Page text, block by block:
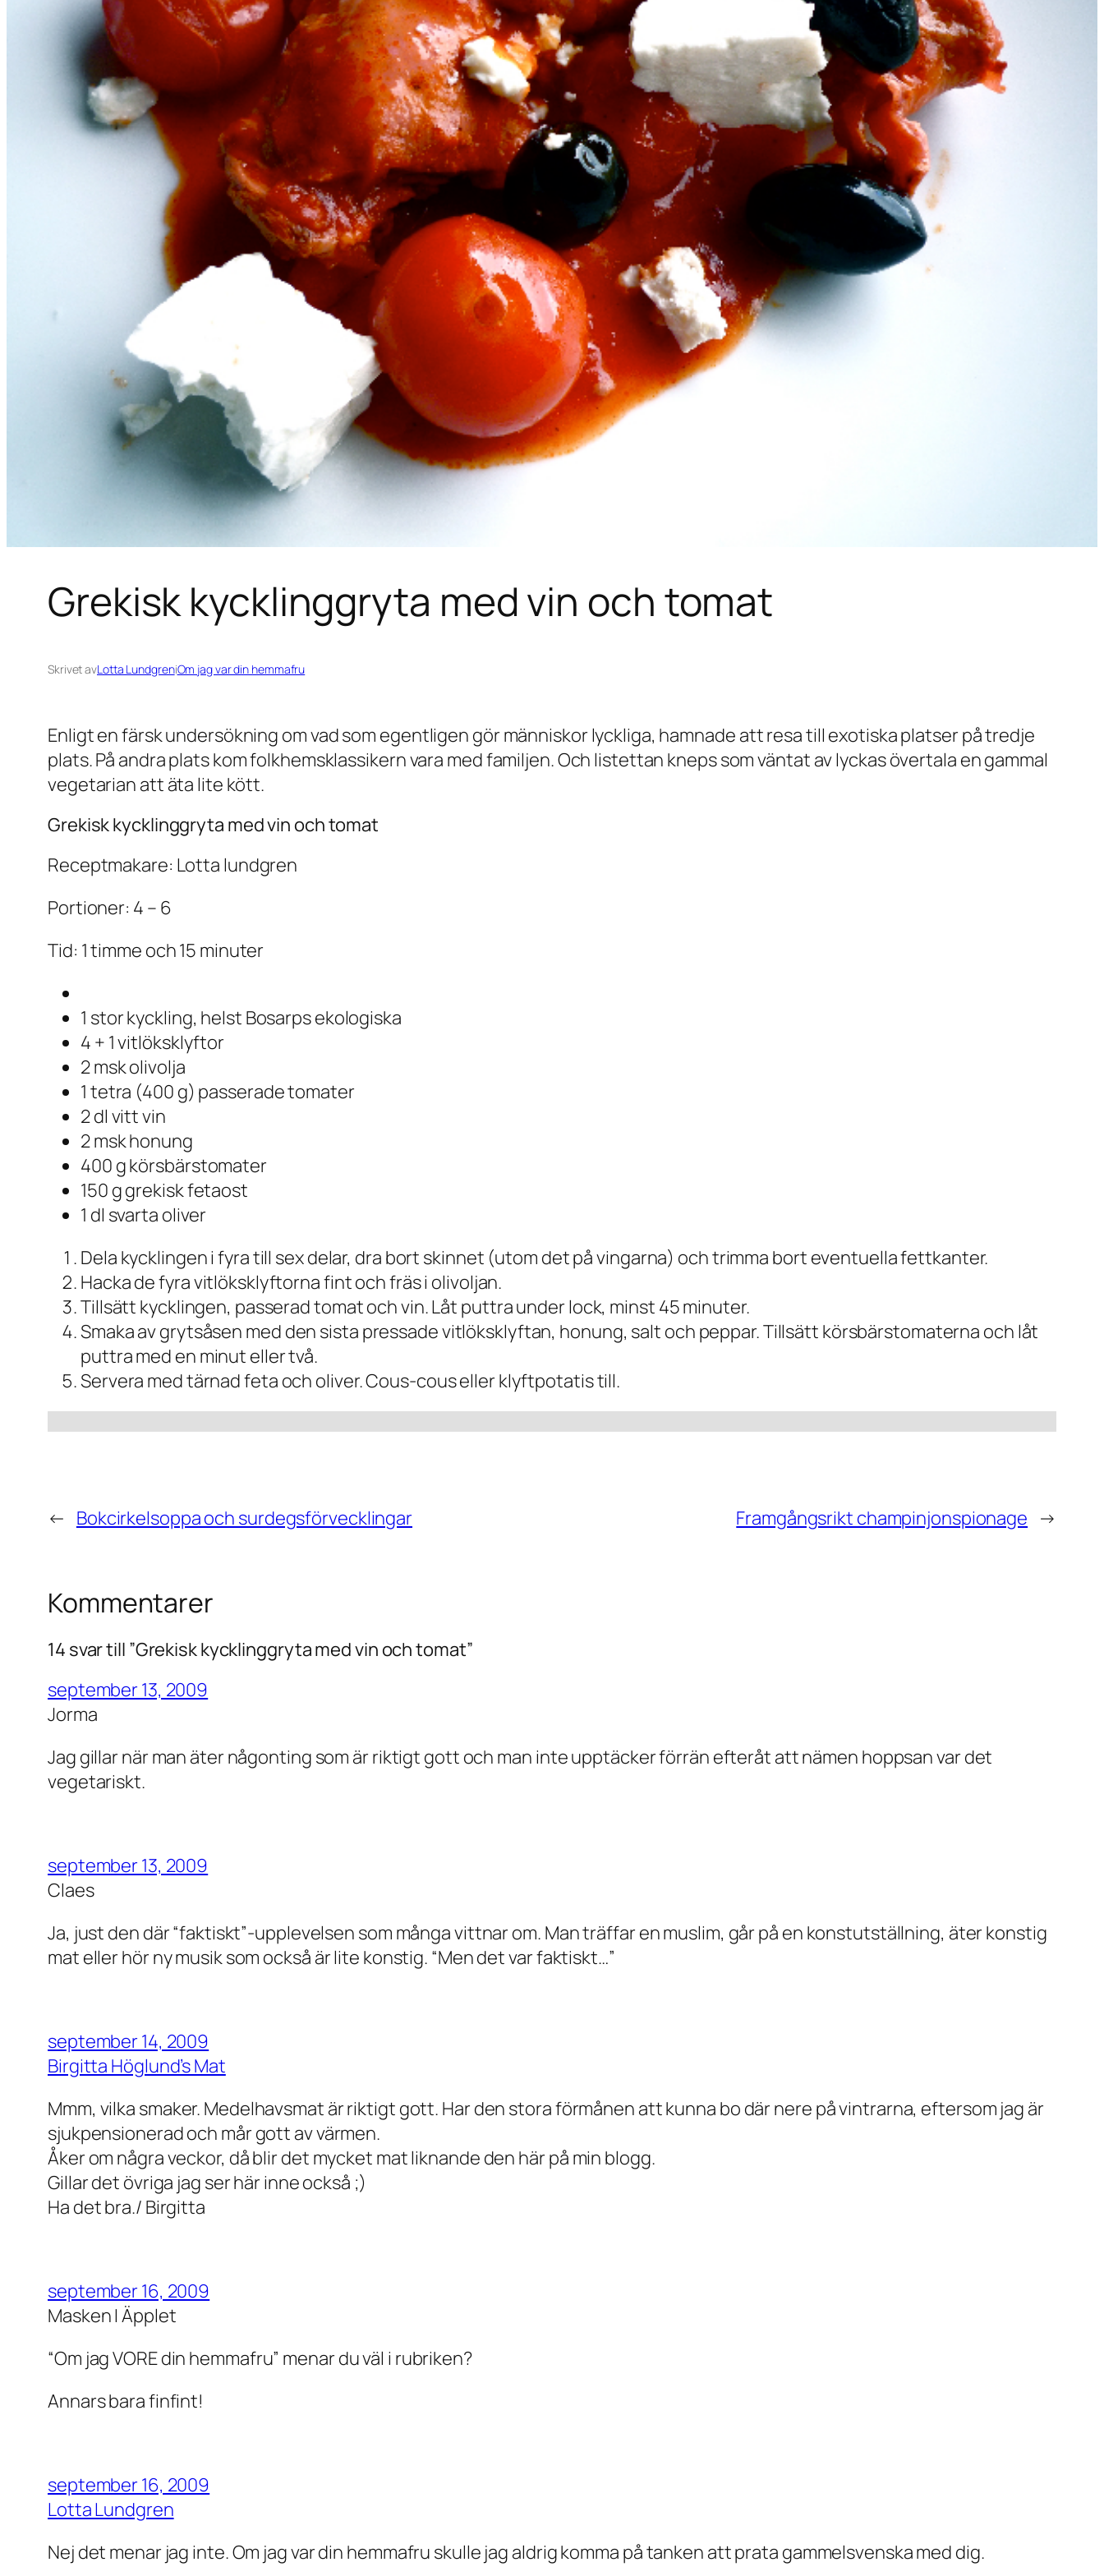
Grekisk kycklinggryta med vin och tomat
Skrivet avLotta LundgreniOm jag var din hemmafru
Enligt en färsk undersökning om vad som egentligen gör människor lyckliga, hamnade att resa till exotiska platser på tredje
plats. På andra plats kom folkhemsklassikernvara med familjen. Och listettan kneps som väntat avlyckas övertala en gammal
vegetarian att äta lite kött.
Grekisk kycklinggryta med vin och tomat
Receptmakare: Lotta lundgren
Portioner: 4 – 6
Tid: 1 timme och 15 minuter
1 stor kyckling, helst Bosarps ekologiska
4 + 1 vitlöksklyftor
2 msk olivolja
1 tetra (400 g) passerade tomater
2 dl vitt vin
2 msk honung
400 g körsbärstomater
150 g grekisk fetaost
1 dl svarta oliver
Dela kycklingen i fyra till sex delar, dra bort skinnet (utom det på vingarna) och trimma bort eventuella fettkanter.
Hacka de fyra vitlöksklyftorna fint och fräs i olivoljan.
Tillsätt kycklingen, passerad tomat och vin. Låt puttra under lock, minst 45 minuter.
Smaka av grytsåsen med den sista pressade vitlöksklyftan, honung, salt och peppar. Tillsätt körsbärstomaterna och låt
puttra med en minut eller två.
Servera med tärnad feta och oliver. Cous-cous eller klyftpotatis till.
← Bokcirkelsoppa och surdegsförvecklingar Framgångsrikt champinjonspionage →
Kommentarer
14 svar till ”Grekisk kycklinggryta med vin och tomat”
september 13, 2009
Jorma
Jag gillar när man äter någonting som är riktigt gott och man inte upptäcker förrän efteråt att nämen hoppsan var det
vegetariskt.
september 13, 2009
Claes
Ja, just den där “faktiskt”-upplevelsen som många vittnar om. Man träffar en muslim, går på en konstutställning, äter konstig
mat eller hör ny musik som också är lite konstig. “Men det var faktiskt…”
september 14, 2009
Birgitta Höglund’s Mat
Mmm, vilka smaker. Medelhavsmat är riktigt gott. Har den stora förmånen att kunna bo där nere på vintrarna, eftersom jag är
sjukpensionerad och mår gott av värmen.
Åker om några veckor, då blir det mycket mat liknande den här på min blogg.
Gillar det övriga jag ser här inne också ;)
Ha det bra./ Birgitta
september 16, 2009
Masken I Äpplet
“Om jag VORE din hemmafru” menar du väl i rubriken?
Annars bara finfint!
september 16, 2009
Lotta Lundgren
Nej det menar jag inte. Om jag var din hemmafru skulle jag aldrig komma på tanken att prata gammelsvenska med dig.